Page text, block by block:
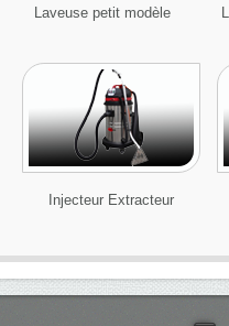
Laveuse petit modèle
Injecteur Extracteur